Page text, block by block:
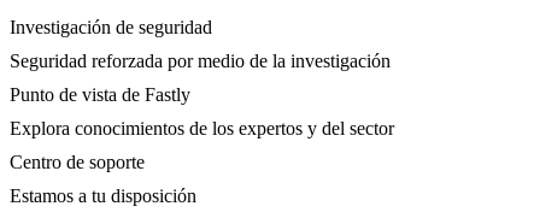
Investigación de seguridad
Seguridad reforzada por medio de la investigación
Punto de vista de Fastly
Explora conocimientos de los expertos y del sector
Centro de soporte
Estamos a tu disposición